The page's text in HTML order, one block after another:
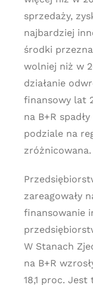
sprzedaży,
najbardziej
środki
wolniej niż w
działanie
finansowy lat
na B+R
podziale na
zróżnicowana.
zareagowały
finansowanie
W Stanach
na B+R
18,1 proc.